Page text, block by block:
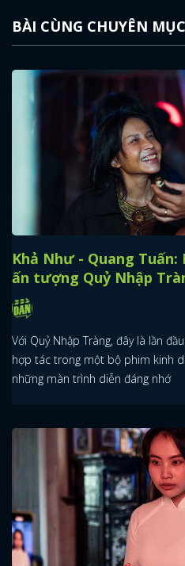
BÀI CÙNG CHUYÊN MỤC
Khả Như - Quang
ấn tượng Quỷ Nhập
Với Quỷ Nhập Tràng, đây là lần
hợp tác trong một bộ phim kinh
những màn trình diễn đáng nhớ